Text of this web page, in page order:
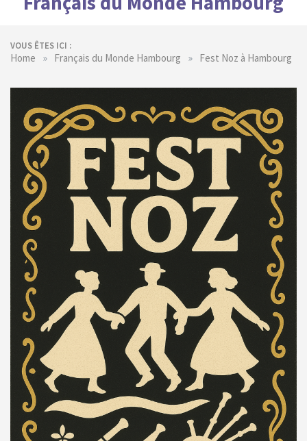
VOUS ÊTES ICI :
Home » Français du Monde Hambourg » Fest Noz à Hambourg